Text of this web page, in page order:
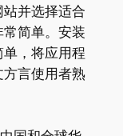
并选择适合
简单。安装
，将应用程
言使用者熟